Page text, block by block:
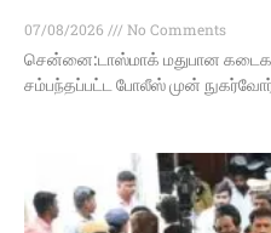
07/08/2026
No Comments
சென்னை:டாஸ்மாக் மதுபான
சம்பந்தப்பட்ட போலீஸ் முன்